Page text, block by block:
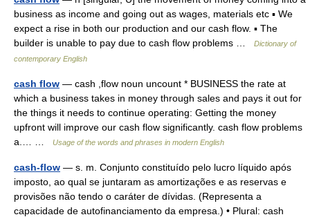
business as income and going out as wages, materials etc ▪ We
expect a rise in both our production and our cash flow. ▪ The
builder is unable to pay due to cash flow problems …
Dictionary of
contemporary English
cash flow — cash ,flow noun uncount * BUSINESS the rate at
which a business takes in money through sales and pays it out for
the things it needs to continue operating: Getting the money
upfront will improve our cash flow significantly. cash flow problems
a.… …
Usage of the words and phrases in modern English
cash-flow — s. m. Conjunto constituído pelo lucro líquido após
imposto, ao qual se juntaram as amortizações e as reservas e
provisões não tendo o caráter de dívidas. (Representa a
capacidade de autofinanciamento da empresa.) • Plural: cash